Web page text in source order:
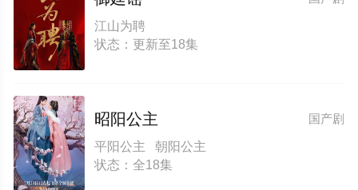
江山为聘
状态：更新至18集
国产剧
昭阳公主
平阳公主 朝阳公主
状态：全18集